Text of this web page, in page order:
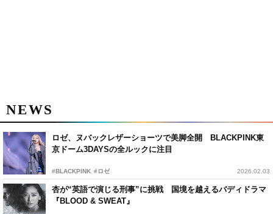
NEWS
ロゼ、ヌバックレザーショーツで美脚全開 BLACKPINK東
京ドーム3DAYSの全ルックに注目
#BLACKPINK #ロゼ 2026.02.03
杏が“英語で演じる刑事”に挑戦 国境を越えるバディドラマ
『BLOOD & SWEAT』